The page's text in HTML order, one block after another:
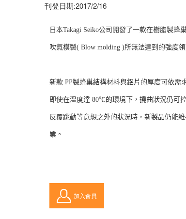
刊登日期:2017/2/16
日本Takagi Seiko公司開發了一款在樹脂製蜂
吹氣模製( Blow molding )所無法達到的強度
新款 PP製蜂巢結構材料與鋁片的厚度可依
即使在溫度達 80℃的環境下，撓曲狀況仍可
反覆跳動等意想之外的狀況時，新製品仍能
業。
加入會員